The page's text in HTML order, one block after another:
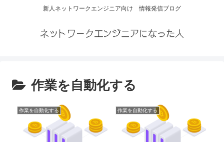
新人ネットワークエンジニア向け 情報発信ブログ
ネットワークエンジニアになった人
作業を自動化する
作業を自動化する 作業を自動化する